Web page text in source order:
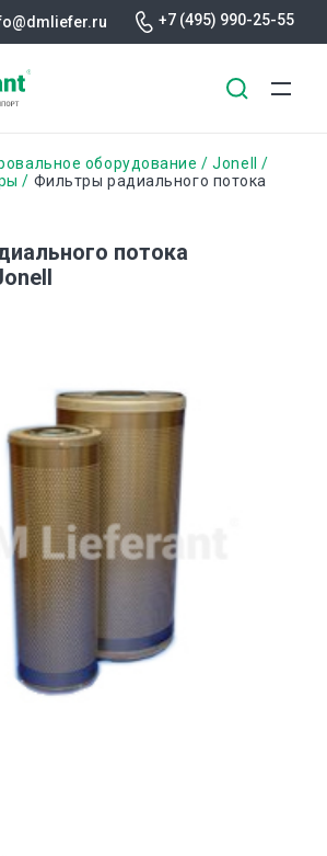
+7 (495) 990-25-55
оборудование
Jonell
Фильтры радиального потока
потока